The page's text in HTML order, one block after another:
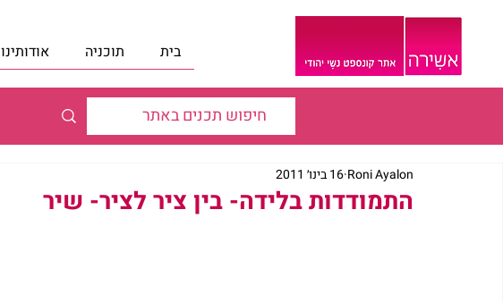
בית תוכניה אודותינו
התמודדות בלידה- בין ציר לציר- שיר
Roni Ayalon 16 בינו׳ 2011